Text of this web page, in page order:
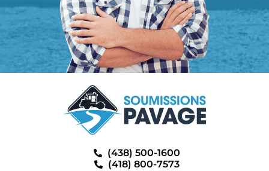
(438) 500-1600
(418) 800-7573